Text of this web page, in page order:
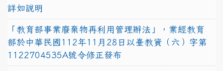
詳如說明
「教育部事業廢棄物再利用管理辦法」，業經教育
部於中華民國112年11月28日以臺教資（六）字第
1122704535A號令修正發布